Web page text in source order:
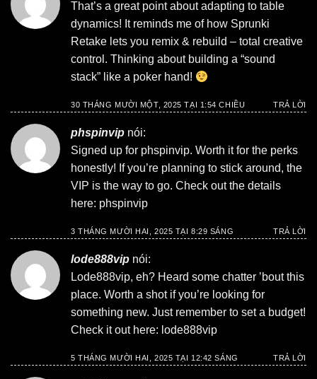
That’s a great point about adapting to table
dynamics! It reminds me of how Sprunki
Retake lets you remix & rebuild – total creative
control. Thinking about building a “sound
stack” like a poker hand!
30 THÁNG MƯỜI MỘT, 2025 TẠI 1:54 CHIỀU TRẢ LỜI
phspinvip nói:
Signed up for phspinvip. Worth it for the perks
honestly! If you’re planning to stick around, the
VIP is the way to go. Check out the details
here: phspinvip
3 THÁNG MƯỜI HAI, 2025 TẠI 8:29 SÁNG TRẢ LỜI
lode888vip nói:
Lode888vip, eh? Heard some chatter ’bout this
place. Worth a shot if you’re looking for
something new. Just remember to set a budget!
Check it out here: lode888vip
5 THÁNG MƯỜI HAI, 2025 TẠI 12:42 SÁNG TRẢ LỜI